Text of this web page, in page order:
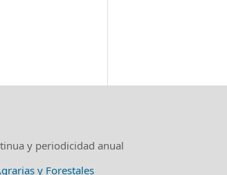
y periodicidad anual
y Forestales